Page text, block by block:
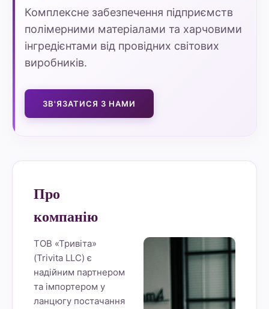
Комплексне забезпечення підприємств
полімерними матеріалами та харчовими
інгредієнтами від провідних світових
виробників.
ЗВ'ЯЗАТИСЯ З НАМИ
Про
компанію
ТОВ «Тривіта»
(Trivita LLC) є
надійним партнером
та імпортером у
ланцюгу постачання